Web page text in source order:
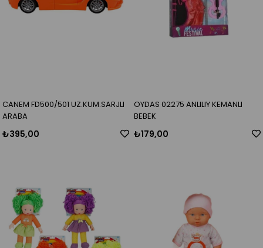
CANEM FD500/501 UZ.KUM.SARJLI
ARABA
₺395,00
OYDAS 02275 ANLILIY KEMANLI
BEBEK
₺179,00